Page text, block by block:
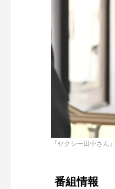
『セクシー田中さん
番組情報